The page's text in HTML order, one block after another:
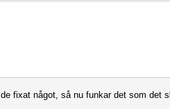
fixat något, så nu funkar det som det